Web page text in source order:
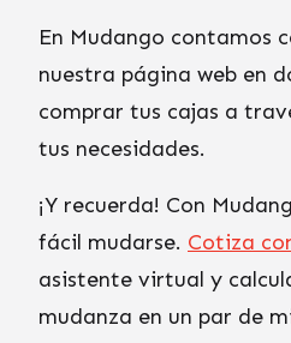
En Mudango contamos
nuestra página web en
comprar tus cajas a
tus necesidades.
¡Y recuerda! Con
fácil mudarse. Cotiza
asistente virtual y
mudanza en un par de